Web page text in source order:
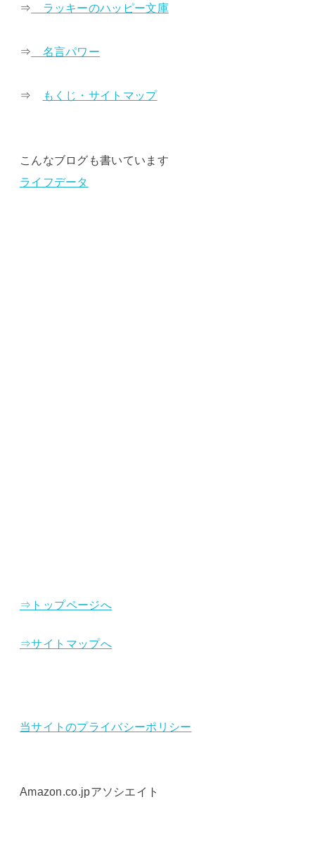
⇒ ラッキーのハッピー文庫
⇒ 名言パワー
⇒ もくじ・サイトマップ
こんなブログも書いています
ライフデータ
⇒トップページへ
⇒サイトマップへ
当サイトのプライバシーポリシー
Amazon.co.jpアソシエイト